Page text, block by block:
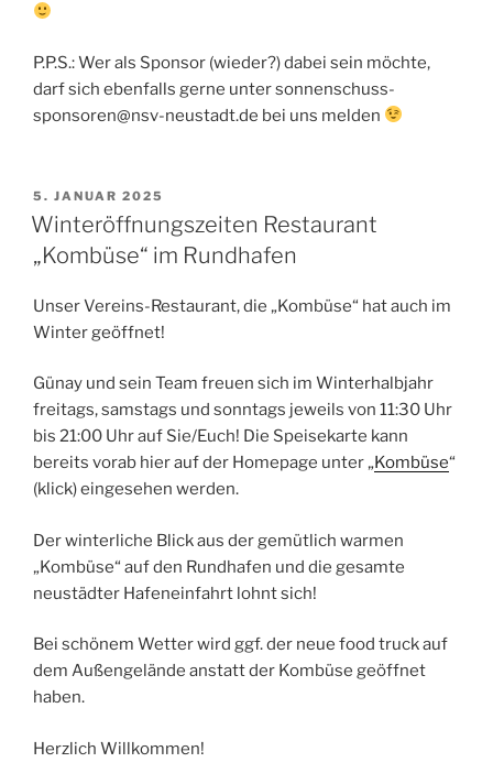
P.P.S.: Wer als Sponsor (wieder?) dabei sein möchte,
darf sich ebenfalls gerne unter sonnenschuss-
sponsoren@nsv-neustadt.de bei uns melden
VERÖFFENTLICHT
AM
5. JANUAR 2025
Winteröffnungszeiten Restaurant
„Kombüse“ im Rundhafen
Unser Vereins-Restaurant, die „Kombüse“ hat auch im
Winter geöffnet!
Günay und sein Team freuen sich im Winterhalbjahr
freitags, samstags und sonntags jeweils von 11:30 Uhr
bis 21:00 Uhr auf Sie/Euch! Die Speisekarte kann
bereits vorab hier auf der Homepage unter „Kombüse“
(klick) eingesehen werden.
Der winterliche Blick aus der gemütlich warmen
„Kombüse“ auf den Rundhafen und die gesamte
neustädter Hafeneinfahrt lohnt sich!
Bei schönem Wetter wird ggf. der neue food truck auf
dem Außengelände anstatt der Kombüse geöffnet
haben.
Herzlich Willkommen!